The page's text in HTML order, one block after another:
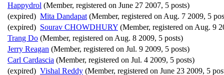
Happydrol (Member, registered on June 27 2007, 5 posts)
(expired) Mita Dandapat (Member, registered on Aug. 7 2009, 5
(expired) Sourav CHOWDHURY (Member, registered on Aug. 9
Trang Do (Member, registered on Aug. 8 2009, 5 posts)
Jerry Reagan (Member, registered on Jul. 9 2009, 5 posts)
Carl Cardascia (Member, registered on Jul. 4 2009, 5 posts)
(expired) Vishal Reddy (Member, registered on June 23 2009, 5